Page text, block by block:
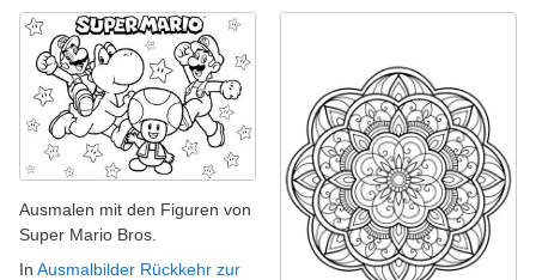
Ausmalen mit den Figuren von
Super Mario Bros.
In Ausmalbilder Rückkehr zur